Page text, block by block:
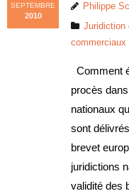
SEPTEMBRE
2010
Philippe
Juridiction
commerciaux
Comment
procès
nationaux
sont
brevet
juridictions
validité des